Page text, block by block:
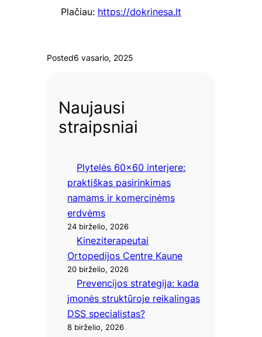
Plačiau: https://dokrinesa.lt
Posted6 vasario, 2025
Naujausi
straipsniai
Plytelės 60×60 interjere:
praktiškas pasirinkimas
namams ir komercinėms
erdvėms
24 birželio, 2026
Kineziterapeutai
Ortopedijos Centre Kaune
20 birželio, 2026
Prevencijos strategija: kada
įmonės struktūroje reikalingas
DSS specialistas?
8 birželio, 2026